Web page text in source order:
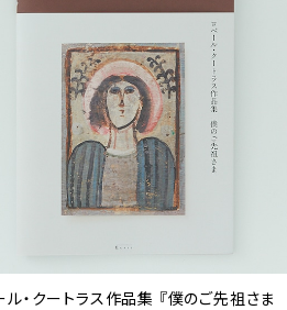
・クートラス作品集 『僕のご先祖さま